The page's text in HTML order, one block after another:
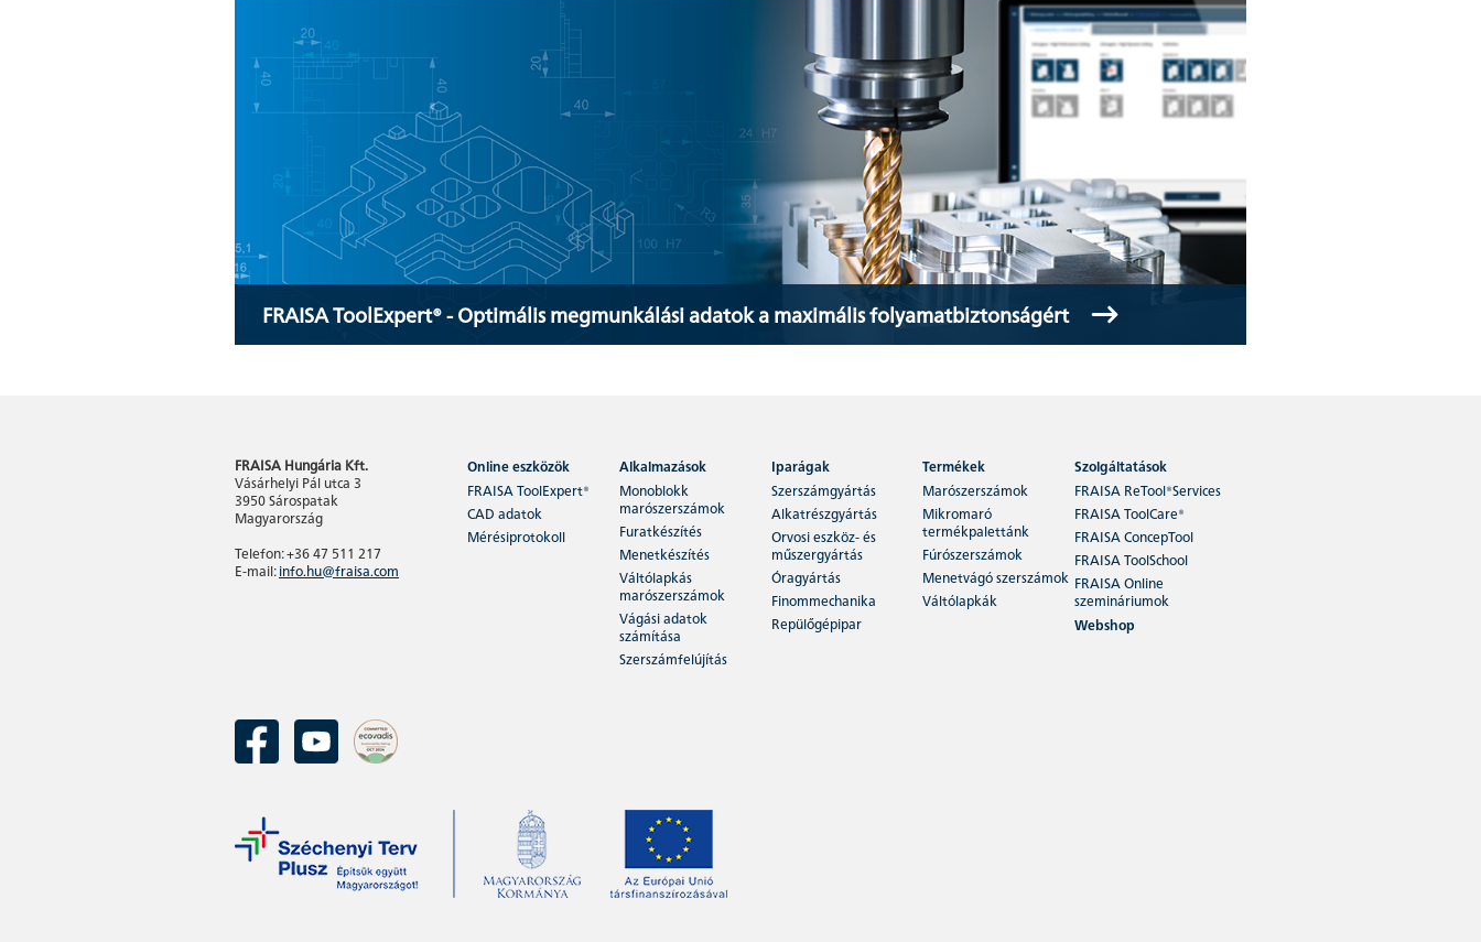
FRAISA ToolExpert® - Optimális megmunkálási adatok a maximális folyamatbiztonságért
FRAISA Hungária Kft.
Vásárhelyi Pál utca 3
3950 Sárospatak
Magyarország
Telefon: +36 47 511 217
E-mail:info.hu@fraisa.com
Online eszközök
FRAISA ToolExpert®
CAD adatok
Mérésiprotokoll
Alkalmazások
Monoblokk
marószerszámok
Furatkészítés
Menetkészítés
Váltólapkás
marószerszámok
Vágási adatok
számítása
Szerszámfelújítás
Iparágak
Szerszámgyártás
Alkatrészgyártás
Orvosi eszköz- és
műszergyártás
Óragyártás
Finommechanika
Repülőgépipar
Termékek
Marószerszámok
Mikromaró
termékpalettánk
Fúrószerszámok
Menetvágó szerszámok
Váltólapkák
Szolgáltatások
FRAISA ReTool®Services
FRAISA ToolCare®
FRAISA ConcepTool
FRAISA ToolSchool
FRAISA Online
szemináriumok
Webshop